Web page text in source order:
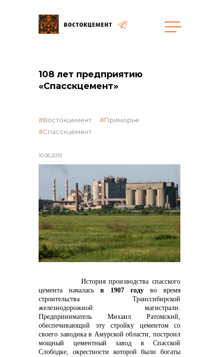
общая информация
объявленные закупки
реализация неликвидов
контакты отдела закупок
108 лет предприятию
«Спасскцемент»
10.06.2015
Востокцемент
Приморье
Спасскцемент
История производства спасского
цемента началась в 1907 году во время
строительства Транссибирской
железнодорожной магистрали.
Предприниматель Михаил Ратомский,
обеспечивающий эту стройку цементом со
своего заводика в Амурской области, построил
мощный цементный завод в Спасской
Слободке, окрестности которой были богаты